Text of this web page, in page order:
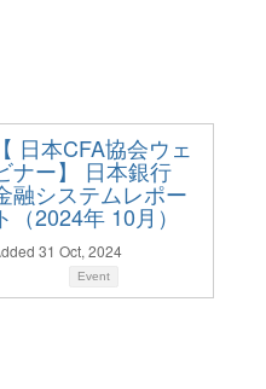
【 日本CFA協会ウェ
ナー】 日本銀行
融システムレポー
（2024年 10月）
31 Oct, 2024
Event